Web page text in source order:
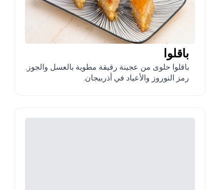
باقلوا
باقلوا حلوى من عجينة رقيقة مطوية بالعسل والجوز.
رمز النوروز والأعياد في أذربيجان.